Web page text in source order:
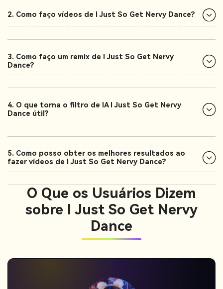
2. Como faço vídeos de I Just So Get Nervy Dance?
3. Como faço um remix de I Just So Get Nervy
Dance?
4. O que torna o filtro de IA I Just So Get Nervy
Dance útil?
5. Como posso obter os melhores resultados ao
fazer vídeos de I Just So Get Nervy Dance?
O Que os Usuários Dizem
sobre I Just So Get Nervy
Dance